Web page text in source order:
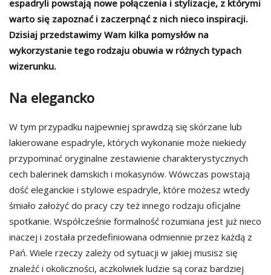
espadryli powstają nowe połączenia i stylizacje, z którymi
warto się zapoznać i zaczerpnąć z nich nieco inspiracji.
Dzisiaj przedstawimy Wam kilka pomysłów na
wykorzystanie tego rodzaju obuwia w różnych typach
wizerunku.
Na elegancko
W tym przypadku najpewniej sprawdzą się skórzane lub
lakierowane espadryle, których wykonanie może niekiedy
przypominać oryginalne zestawienie charakterystycznych
cech balerinek damskich i mokasynów. Wówczas powstają
dość eleganckie i stylowe espadryle, które możesz wtedy
śmiało założyć do pracy czy też innego rodzaju oficjalne
spotkanie. Współcześnie formalność rozumiana jest już nieco
inaczej i została przedefiniowana odmiennie przez każdą z
Pań. Wiele rzeczy zależy od sytuacji w jakiej musisz się
znaleźć i okoliczności, aczkolwiek ludzie są coraz bardziej